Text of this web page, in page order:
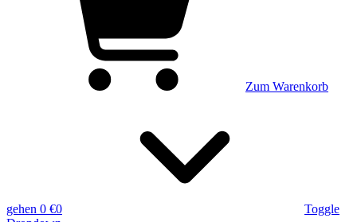
Zum Warenkorb
gehen 0 €0
Toggle